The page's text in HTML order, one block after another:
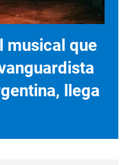
musical que
llega